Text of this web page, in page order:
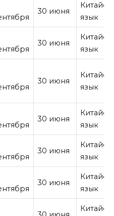
30 июня
язык
30 июня
язык
30 июня
язык
30 июня
язык
30 июня
язык
30 июня
язык